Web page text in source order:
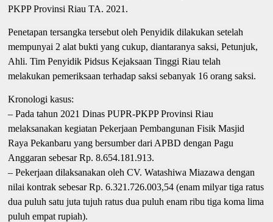
PKPP Provinsi Riau TA. 2021.
Penetapan tersangka tersebut oleh Penyidik dilakukan setelah
mempunyai 2 alat bukti yang cukup, diantaranya saksi, Petunjuk,
Ahli. Tim Penyidik Pidsus Kejaksaan Tinggi Riau telah
melakukan pemeriksaan terhadap saksi sebanyak 16 orang saksi.
Kronologi kasus:
– Pada tahun 2021 Dinas PUPR-PKPP Provinsi Riau
melaksanakan kegiatan Pekerjaan Pembangunan Fisik Masjid
Raya Pekanbaru yang bersumber dari APBD dengan Pagu
Anggaran sebesar Rp. 8.654.181.913.
– Pekerjaan dilaksanakan oleh CV. Watashiwa Miazawa dengan
nilai kontrak sebesar Rp. 6.321.726.003,54 (enam milyar tiga ratus
dua puluh satu juta tujuh ratus dua puluh enam ribu tiga koma lima
puluh empat rupiah).